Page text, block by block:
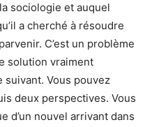
sociologie et auquel
a cherché à résoudre
C’est un problème
solution vraiment
suivant. Vous pouvez
deux perspectives. Vous
d’un nouvel arrivant dans